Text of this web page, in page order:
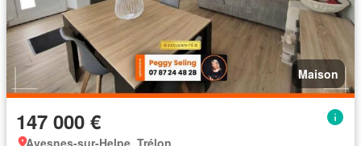
Maison
147 000 €
Avesnes-sur-Helpe, Trélon